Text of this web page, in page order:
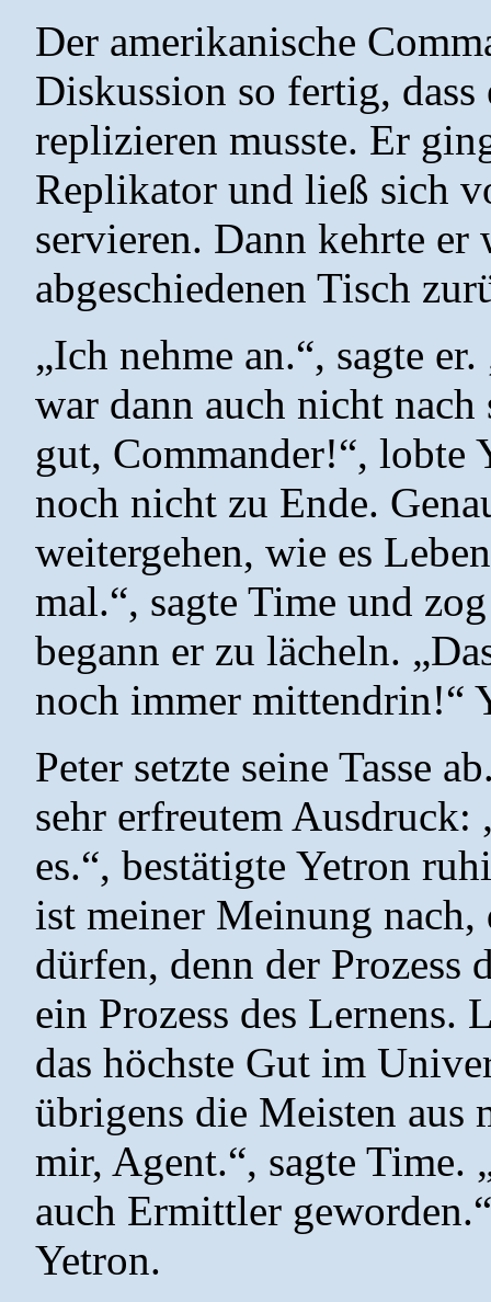
Der amerikanische
Diskussion so fertig,
replizieren musste. Er
Replikator und ließ sich
servieren. Dann kehrte
abgeschiedenen Tisch
„Ich nehme an.“, sagte
war dann auch nicht nach
gut, Commander!“, lobte
noch nicht zu Ende.
weitergehen, wie es
mal.“, sagte Time und
begann er zu lächeln.
noch immer mittendrin!“
Peter setzte seine Tasse
sehr erfreutem Ausdruck:
es.“, bestätigte Yetron
ist meiner Meinung
dürfen, denn der Prozess
ein Prozess des Lernens.
das höchste Gut im
übrigens die Meisten aus
mir, Agent.“, sagte Time.
auch Ermittler
Yetron.